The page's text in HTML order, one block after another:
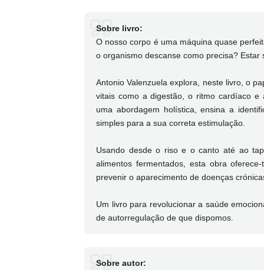
Sobre livro:
O nosso corpo é uma máquina quase
o organismo descanse como precisa?
Antonio Valenzuela explora, neste livro, o
vitais como a digestão, o ritmo cardíaco e
uma abordagem holística, ensina a
simples para a sua correta estimulação.
Usando desde o riso e o canto até ao
alimentos fermentados, esta obra
prevenir o aparecimento de doenças
Um livro para revolucionar a saúde
de autorregulação de que dispomos.
Sobre autor: